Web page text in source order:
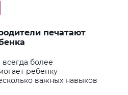
печатают
более
ребенку
важных навыков